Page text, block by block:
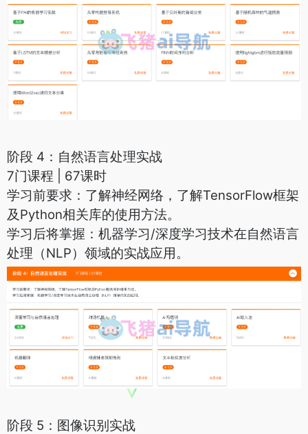
阶段 4：自然语言处理实战
7门课程 | 67课时
学习前要求：了解神经网络，了解TensorFlow框架
及Python相关库的使用方法。
学习后将掌握：机器学习/深度学习技术在自然语言
处理（NLP）领域的实战应用。
阶段 5：图像识别实战